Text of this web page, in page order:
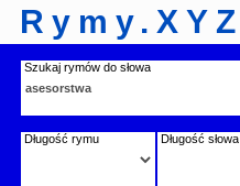
Rymy.XYZ
Szukaj rymów do słowa
Długość rymu Długość słowa